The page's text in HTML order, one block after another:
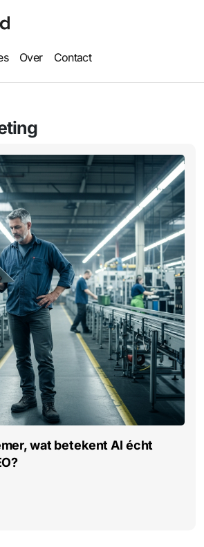
Over Contact
wat betekent AI écht